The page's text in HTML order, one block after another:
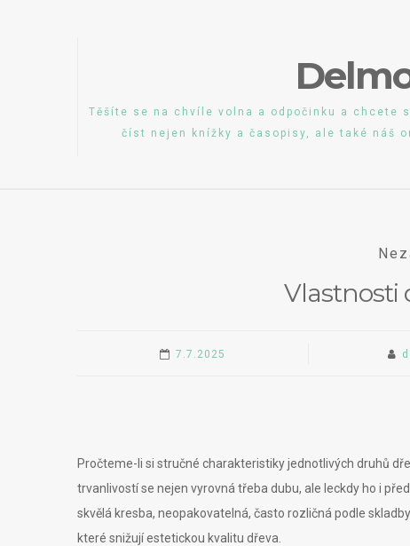
Těšíte se na chvíle volna a odpočinku a chcete
číst nejen knížky a časopisy, ale také náš
Vlastnosti
7.7.2025
Pročteme-li si stručné charakteristiky jednotlivých druhů
trvanlivostí se nejen vyrovná třeba dubu, ale leckdy ho i
skvělá kresba, neopakovatelná, často rozličná podle
které snižují estetickou kvalitu dřeva.